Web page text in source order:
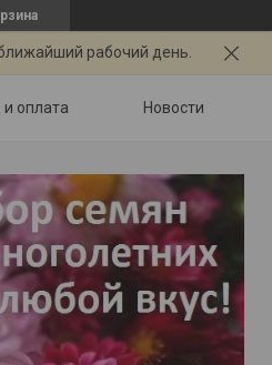
рабочий день.
оплата Новости